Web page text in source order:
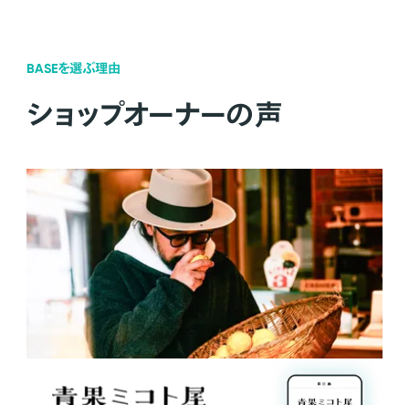
BASEを選ぶ理由
ショップオーナーの声